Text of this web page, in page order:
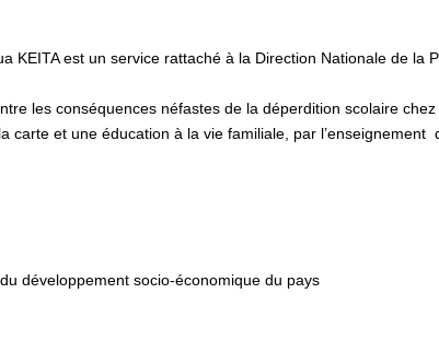
KEITA est un service rattaché à la Direction Nationale de la
les conséquences néfastes de la déperdition scolaire
et une éducation à la vie familiale, par l’enseignement
développement socio-économique du pays